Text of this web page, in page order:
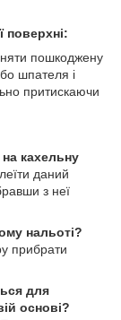
поверхні:
пошкоджену
шпателя і
притискаючи
кахельну
даний
з неї
нальоті?
прибрати
для
основі?